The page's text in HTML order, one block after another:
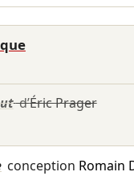
d’Éric Prager
conception Romain